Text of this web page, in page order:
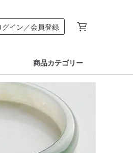
グイン／会員登録
商品カテゴリー